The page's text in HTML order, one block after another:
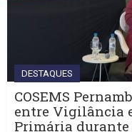
DESTAQUES
COSEMS
entre Vigilância
Primária durante